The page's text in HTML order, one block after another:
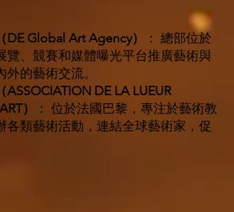
Global Art Agency）
： 總部位於
覽、競賽和媒體曝光平台推廣藝術與
的藝術交流。
DE LA LUEUR
）
： 位於法國巴黎，專注於藝術教
各類藝術活動，連結全球藝術家，促